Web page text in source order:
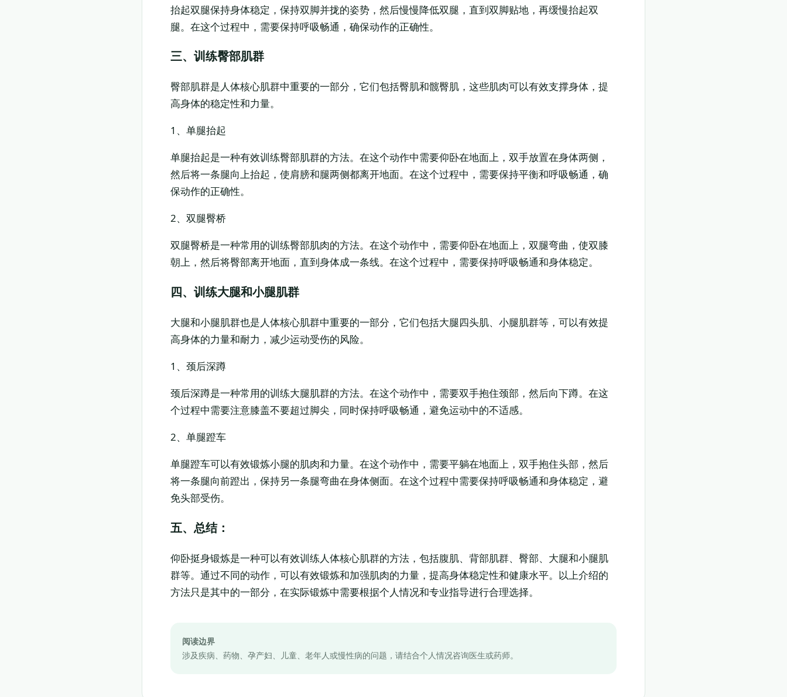
抬起双腿保持身体稳定，保持双脚并拢的姿势，然后慢慢降低双腿，直到双脚贴地，再缓慢抬起双
腿。在这个过程中，需要保持呼吸畅通，确保动作的正确性。
三、训练臀部肌群
臀部肌群是人体核心肌群中重要的一部分，它们包括臀肌和髋臀肌，这些肌肉可以有效支撑身体，提
高身体的稳定性和力量。
1、单腿抬起
单腿抬起是一种有效训练臀部肌群的方法。在这个动作中需要仰卧在地面上，双手放置在身体两侧，
然后将一条腿向上抬起，使肩膀和腿两侧都离开地面。在这个过程中，需要保持平衡和呼吸畅通，确
保动作的正确性。
2、双腿臀桥
双腿臀桥是一种常用的训练臀部肌肉的方法。在这个动作中，需要仰卧在地面上，双腿弯曲，使双膝
朝上，然后将臀部离开地面，直到身体成一条线。在这个过程中，需要保持呼吸畅通和身体稳定。
四、训练大腿和小腿肌群
大腿和小腿肌群也是人体核心肌群中重要的一部分，它们包括大腿四头肌、小腿肌群等，可以有效提
高身体的力量和耐力，减少运动受伤的风险。
1、颈后深蹲
颈后深蹲是一种常用的训练大腿肌群的方法。在这个动作中，需要双手抱住颈部，然后向下蹲。在这
个过程中需要注意膝盖不要超过脚尖，同时保持呼吸畅通，避免运动中的不适感。
2、单腿蹬车
单腿蹬车可以有效锻炼小腿的肌肉和力量。在这个动作中，需要平躺在地面上，双手抱住头部，然后
将一条腿向前蹬出，保持另一条腿弯曲在身体侧面。在这个过程中需要保持呼吸畅通和身体稳定，避
免头部受伤。
五、总结：
仰卧挺身锻炼是一种可以有效训练人体核心肌群的方法，包括腹肌、背部肌群、臀部、大腿和小腿肌
群等。通过不同的动作，可以有效锻炼和加强肌肉的力量，提高身体稳定性和健康水平。以上介绍的
方法只是其中的一部分，在实际锻炼中需要根据个人情况和专业指导进行合理选择。
阅读边界
涉及疾病、药物、孕产妇、儿童、老年人或慢性病的问题，请结合个人情况咨询医生或药师。